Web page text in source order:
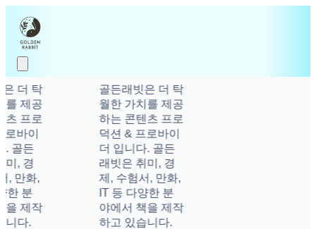
더 탁
를 제공
츠 프로
바이
. 골든
미, 경
, 만화,
한 분
을 제작
니다.
골든래빗은 더 탁
월한 가치를 제공
하는 콘텐츠 프로
덕션 & 프로바이
더 입니다. 골든
래빗은 취미, 경
제, 수험서, 만화,
IT 등 다양한 분
야에서 책을 제작
하고 있습니다.